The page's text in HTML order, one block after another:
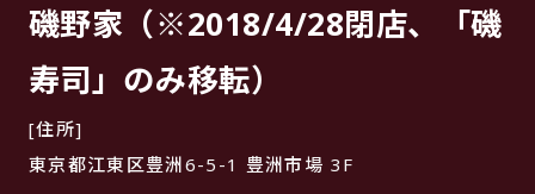
磯野家（※2018/4/28閉店、「磯
寿司」のみ移転）
[住所]
東京都江東区豊洲6-5-1 豊洲市場 3F